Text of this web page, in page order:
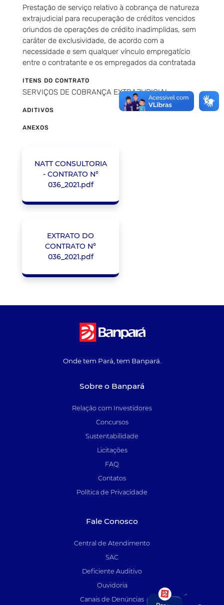
Prestação de serviço relativo à cobrança de natureza
extrajudicial para recuperação de créditos vencidos
oriundos de operações de crédito inadimplidas, sem
caráter de exclusividade, de acordo com a
necessidade e sem qualquer vínculo empregatício
entre o contratante e os empregados da contratada
ITENS DO CONTRATO
SERVIÇOS DE COBRANÇA EXTRAJUDICIAL
ADITIVOS
ANEXOS
NATT CONSULTORIA
- CONTRATO N°
036_2021.pdf
EXTRATO DO
CONTRATO Nº
036_2021.pdf
Onde tem Pará, tem Banpará.
Sobre o Banpará
Relação com Investidores
Concursos
Sustentabilidade
Licitações
FAQ
Contatos
Política de Privacidade
Fale Conosco
Central de Atendimento
SAC
Deficiente Auditivo
Ouvidoria
Canais de Denúncias